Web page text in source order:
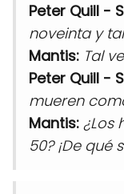
Peter Quill -
noveinta y
Mantis: Tal
Peter Quill -
mueren
Mantis: ¿Los
50? ¡De qué